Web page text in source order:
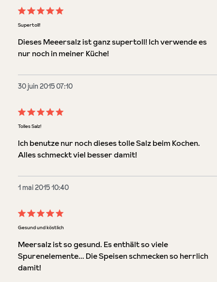
Évaluation avec une note de 5 sur 5 étoiles
Supertoll!
Dieses Meeersalz ist ganz supertoll! Ich verwende es
nur noch in meiner Küche!
30 juin 2015 07:10
Évaluation avec une note de 5 sur 5 étoiles
Tolles Salz!
Ich benutze nur noch dieses tolle Salz beim Kochen.
Alles schmeckt viel besser damit!
1 mai 2015 10:40
Évaluation avec une note de 5 sur 5 étoiles
Gesund und köstlich
Meersalz ist so gesund. Es enthält so viele
Spurenelemente... Die Speisen schmecken so herrlich
damit!